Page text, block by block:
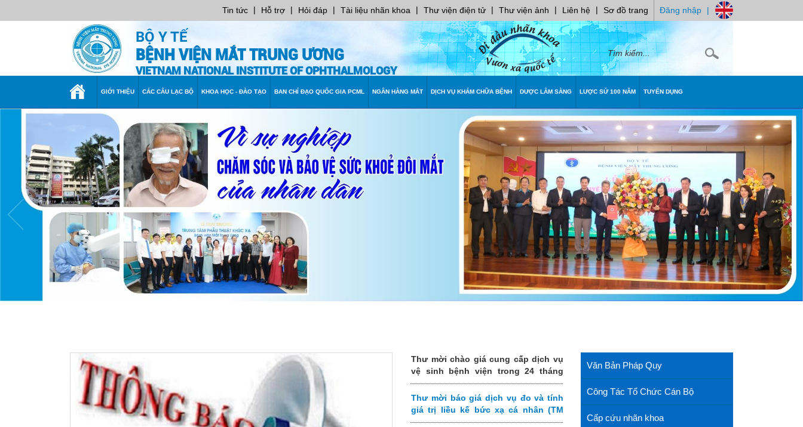
Tin tức | Hỗ trợ | Hỏi đáp | Tài liệu nhãn khoa | Thư viện điện tử | Thư viện ảnh | Liên hệ | Sơ đồ trang Đăng nhập |
BỘ Y TẾ
BỆNH VIỆN MẮT TRUNG ƯƠNG
VIETNAM NATIONAL INSTITUTE OF OPHTHALMOLOGY
TRANG GIỚI THIỆU CÁC CÂU LẠC BỘ KHOA HỌC - ĐÀO TẠO BAN CHỈ ĐẠO QUỐC GIA PCML NGÂN HÀNG MẮT DỊCH VỤ KHÁM CHỮA BỆNH DƯỢC LÂM SÀNG LƯỢC SỬ 100 NĂM TUYỂN DỤNG
Thư mời chào giá cung cấp dịch vụ
vệ sinh bệnh viện trong 24 tháng
(2026-2028) của Bệnh viện Mắt Trung
ương (TM 1077)
Thư mời báo giá dịch vụ đo và tính
giá trị liều kế bức xạ cá nhân (TM
1075)
Văn Bản Pháp Quy
Công Tác Tổ Chức Cán Bộ
Cấp cứu nhãn khoa